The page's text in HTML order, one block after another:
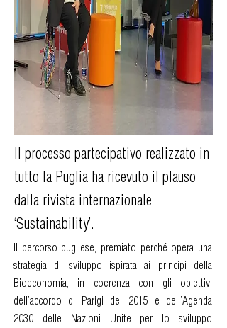
Il processo partecipativo realizzato in
tutto la Puglia ha ricevuto il plauso
dalla rivista internazionale
‘Sustainability’.
Il percorso pugliese, premiato perché opera una
strategia di sviluppo ispirata ai principi della
Bioeconomia, in coerenza con gli obiettivi
dell’accordo di Parigi del 2015 e dell’Agenda
2030 delle Nazioni Unite per lo sviluppo